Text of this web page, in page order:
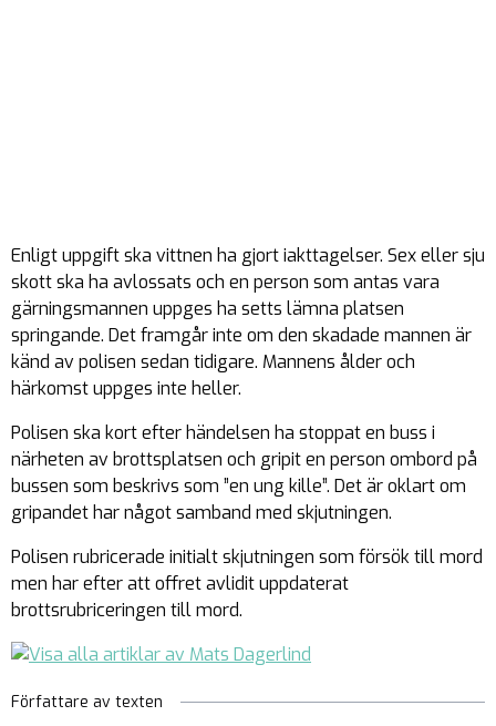
Enligt uppgift ska vittnen ha gjort iakttagelser. Sex eller sju
skott ska ha avlossats och en person som antas vara
gärningsmannen uppges ha setts lämna platsen
springande. Det framgår inte om den skadade mannen är
känd av polisen sedan tidigare. Mannens ålder och
härkomst uppges inte heller.
Polisen ska kort efter händelsen ha stoppat en buss i
närheten av brottsplatsen och gripit en person ombord på
bussen som beskrivs som ”en ung kille”. Det är oklart om
gripandet har något samband med skjutningen.
Polisen rubricerade initialt skjutningen som försök till mord
men har efter att offret avlidit uppdaterat
brottsrubriceringen till mord.
Författare av texten